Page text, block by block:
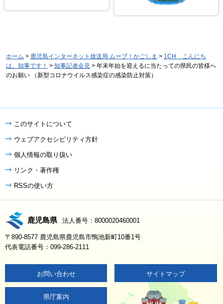
ホーム > 鹿児島インターネット放送局 ムーブ！かごしま > 1CH こんにち
は。知事です！ > 知事記者会見 > 年末年始を迎えるに当たっての県民の皆様へ
のお願い （新型コロナウイルス感染症の感染防止対策）
このサイトについて
ウェブアクセシビリティ方針
個人情報の取り扱い
リンク・著作権
RSSの使い方
鹿児島県 法人番号：8000020460001
〒890-8577 鹿児島県鹿児島市鴨池新町10番1号
代表電話番号：099-286-2111
お問い合わせ サイトマップ
県庁案内